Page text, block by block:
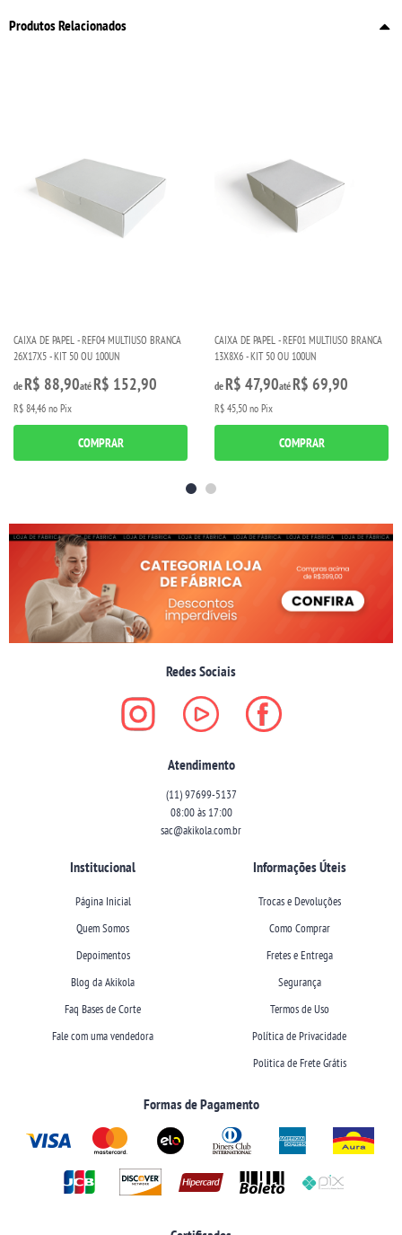
Produtos Relacionados
CAIXA DE PAPEL - REF04 MULTIUSO BRANCA
26X17X5 - KIT 50 OU 100UN
deR$ 88,90atéR$ 152,90
R$ 84,46 no Pix
COMPRAR
CAIXA DE PAPEL - REF01 MULTIUSO BRANCA
13X8X6 - KIT 50 OU 100UN
deR$ 47,90atéR$ 69,90
R$ 45,50 no Pix
COMPRAR
Redes Sociais
Atendimento
(11)97699-5137
08:00 às 17:00
sac@akikola.com.br
Institucional
Página Inicial
Quem Somos
Depoimentos
Blog da Akikola
Faq Bases de Corte
Fale com uma vendedora
Informações Úteis
Trocas e Devoluções
Como Comprar
Fretes e Entrega
Segurança
Termos de Uso
Política de Privacidade
Politica de Frete Grátis
Formas de Pagamento